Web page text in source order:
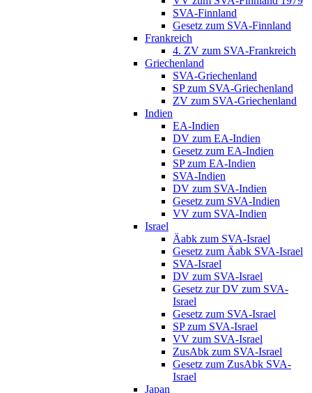
SVA-Finnland
Gesetz zum SVA-Finnland
Frankreich
4. ZV zum SVA-Frankreich
Griechenland
SVA-Griechenland
SP zum SVA-Griechenland
ZV zum SVA-Griechenland
Indien
EA-Indien
DV zum EA-Indien
Gesetz zum EA-Indien
SP zum EA-Indien
SVA-Indien
DV zum SVA-Indien
Gesetz zum SVA-Indien
VV zum SVA-Indien
Israel
Äabk zum SVA-Israel
Gesetz zum Äabk SVA-Israel
SVA-Israel
DV zum SVA-Israel
Gesetz zur DV zum SVA-
Israel
Gesetz zum SVA-Israel
SP zum SVA-Israel
VV zum SVA-Israel
ZusAbk zum SVA-Israel
Gesetz zum ZusAbk SVA-
Israel
Japan